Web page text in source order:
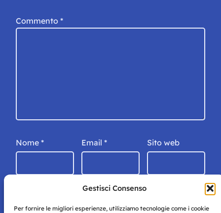
Gestisci Consenso
Per fornire le migliori esperienze, utilizziamo tecnologie come i cookie
Commento *
Nome * Email * Sito web